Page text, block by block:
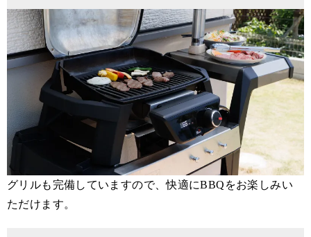
グリルも完備していますので、快適にBBQをお楽しみい
ただけます。